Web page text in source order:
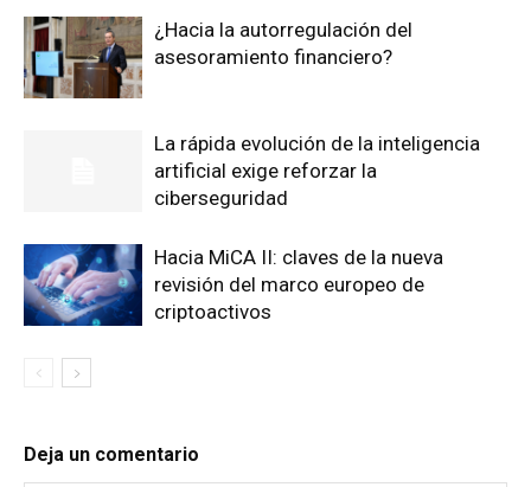
¿Hacia la autorregulación del
asesoramiento financiero?
La rápida evolución de la inteligencia
artificial exige reforzar la
ciberseguridad
Hacia MiCA II: claves de la nueva
revisión del marco europeo de
criptoactivos
Deja un comentario